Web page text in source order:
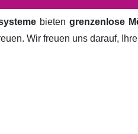
bietengrenzenlose
Wir freuen uns darauf, Ihre